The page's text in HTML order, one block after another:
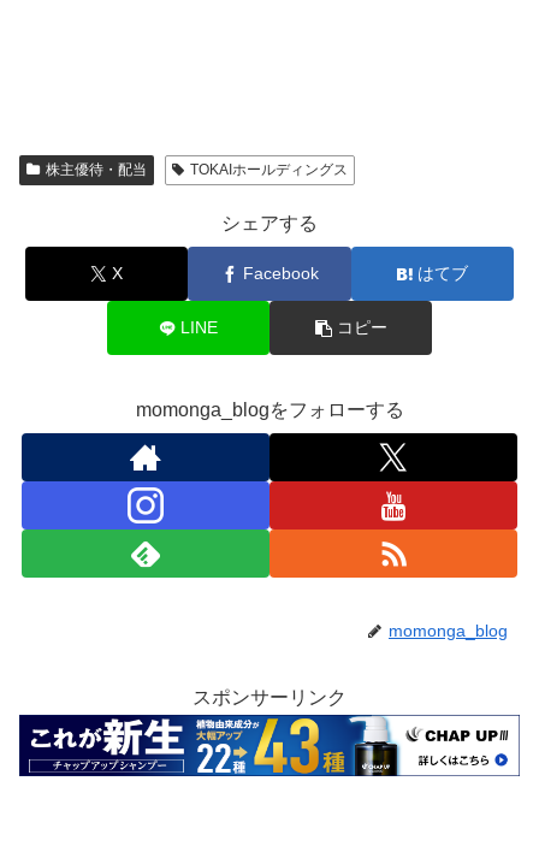
株主優待・配当 TOKAIホールディングス
シェアする
X Facebook はてブ
LINE コピー
momonga_blogをフォローする
momonga_blog
スポンサーリンク